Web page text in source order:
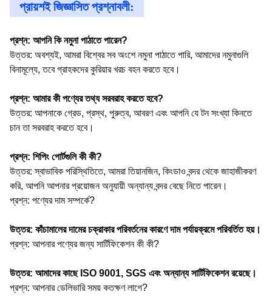
প্রায়শই জিজ্ঞাসিত প্রশ্নাবলী:
প্রশ্ন: আপনি কি নমুনা পাঠাতে পারেন?
উত্তর: অবশ্যই, আমরা বিশ্বের সব অংশে নমুনা পাঠাতে পারি, আমাদের নমুনাগুলি
বিনামূল্যে, তবে গ্রাহকদের কুরিয়ার খরচ বহন করতে হবে।
প্রশ্ন: আমার কী পণ্যের তথ্য সরবরাহ করতে হবে?
উত্তর: আপনাকে গ্রেড, প্রস্থ, পুরুত্ব, আবরণ এবং আপনি যে টন সংখ্যা কিনতে
চান তা সরবরাহ করতে হবে।
প্রশ্ন: শিপিং পোর্টগুলি কী কী?
উত্তর: স্বাভাবিক পরিস্থিতিতে, আমরা তিয়ানজিন, কিংডাও বন্দর থেকে জাহাজীকরণ
করি, আপনি আপনার প্রয়োজন অনুযায়ী অন্যান্য বন্দর বেছে নিতে পারেন।
প্রশ্ন: পণ্যের দাম সম্পর্কে?
উত্তর: কাঁচামালের দামের চক্রাকার পরিবর্তনের কারণে দাম পর্যায়ক্রমে পরিবর্তিত হয়।
প্রশ্ন: আপনার পণ্যের জন্য সার্টিফিকেশন কী কী?
উত্তর: আমাদের কাছে ISO 9001, SGS এবং অন্যান্য সার্টিফিকেশন রয়েছে।
প্রশ্ন: আপনার ডেলিভারি সময় কতক্ষণ লাগে?